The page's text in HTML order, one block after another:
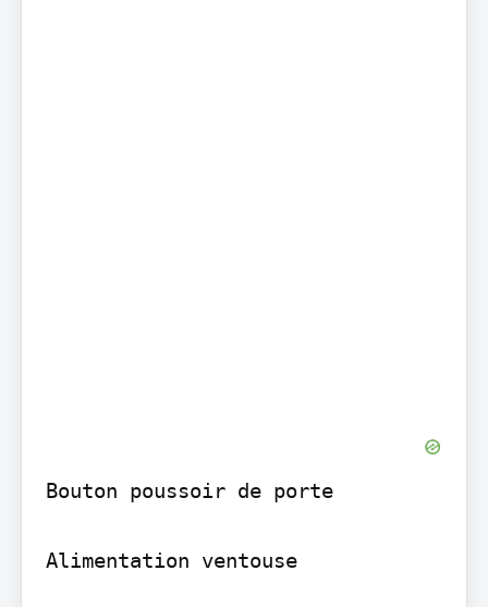
Bouton poussoir de porte
Alimentation ventouse